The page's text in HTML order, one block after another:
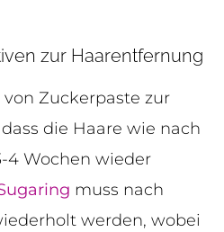
zur Haarentfernung
Zuckerpaste zur
die Haare wie nach
4 Wochen wieder
muss nach
werden, wobei